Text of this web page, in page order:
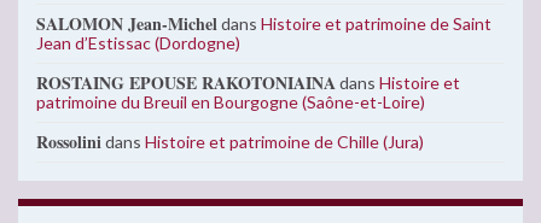
SALOMON Jean-Micheldans Histoire et patrimoine de Saint
Jean d’Estissac (Dordogne)
ROSTAING EPOUSE RAKOTONIAINAdans Histoire et
patrimoine du Breuil en Bourgogne (Saône-et-Loire)
Rossolinidans Histoire et patrimoine de Chille (Jura)